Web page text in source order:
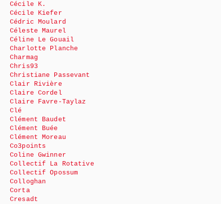
Cécile K.
Cécile Kiefer
Cédric Moulard
Céleste Maurel
Céline Le Gouail
Charlotte Planche
Charmag
Chris93
Christiane Passevant
Clair Rivière
Claire Cordel
Claire Favre-Taylaz
Clé
Clément Baudet
Clément Buée
Clément Moreau
Co3points
Coline Gwinner
Collectif La Rotative
Collectif Opossum
Colloghan
Corta
Cresadt